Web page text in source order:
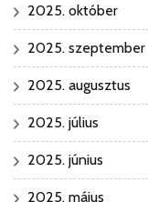
2025. október
2025. szeptember
2025. augusztus
2025. július
2025. június
2025. május